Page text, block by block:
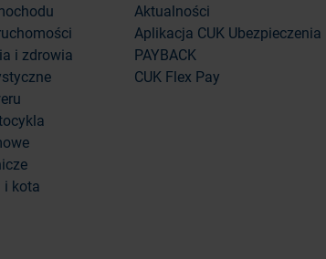
i zdrowia
i kota
Aktualności
Aplikacja CUK Ubezpieczenia
PAYBACK
CUK Flex Pay